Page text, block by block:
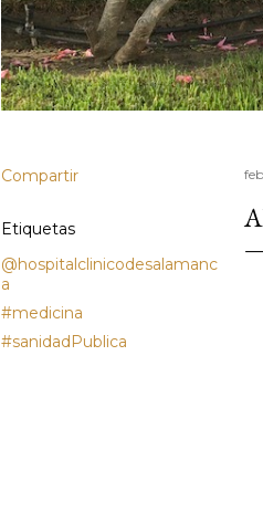
Compartir
Etiquetas
@hospitalclinicodesalamanc
a
#medicina
#sanidadPublica